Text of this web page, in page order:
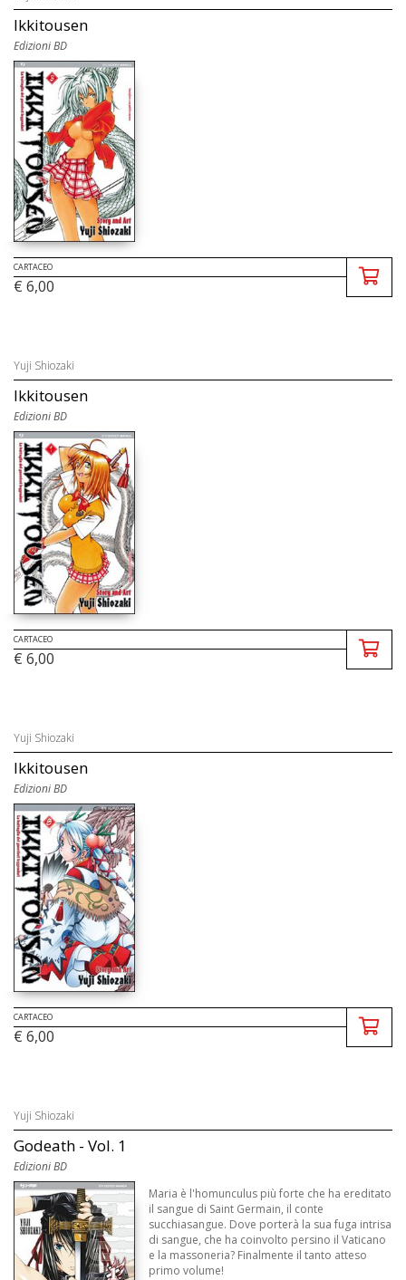
Ikkitousen
Edizioni BD
CARTACEO
€ 6,00
Yuji Shiozaki
Ikkitousen
Edizioni BD
CARTACEO
€ 6,00
Yuji Shiozaki
Ikkitousen
Edizioni BD
CARTACEO
€ 6,00
Yuji Shiozaki
Godeath - Vol. 1
Edizioni BD
Maria è l'homunculus più forte che ha ereditato
il sangue di Saint Germain, il conte
succhiasangue. Dove porterà la sua fuga intrisa
di sangue, che ha coinvolto persino il Vaticano
e la massoneria? Finalmente il tanto atteso
primo volume!